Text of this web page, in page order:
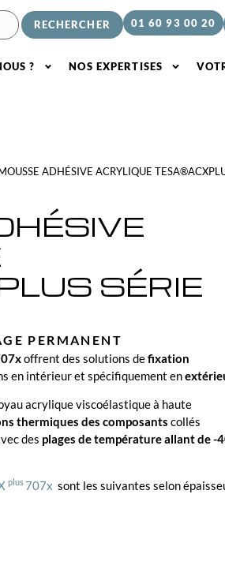
01 60 93 00 20
? NOS EXPERTISES
ADHÉSIVE ACRYLIQUE
SÉRIE
PERMANENT
offrent des solutions defixation
en intérieur et spécifiquement en
acrylique viscoélastique à haute
thermiques des composants collés
des plages de température allant de -
plus707x sont les suivantes selon